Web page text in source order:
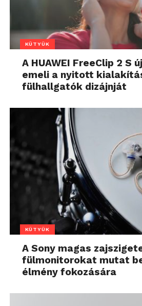
KÜTYÜK
A HUAWEI FreeClip 2 S
emeli a nyitott
fülhallgatók dizájnját
KÜTYÜK
A Sony magas
fülmonitorokat mutat
élmény fokozására